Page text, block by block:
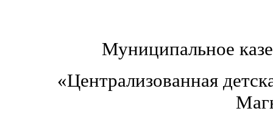
Муниципальное
«Централизованная